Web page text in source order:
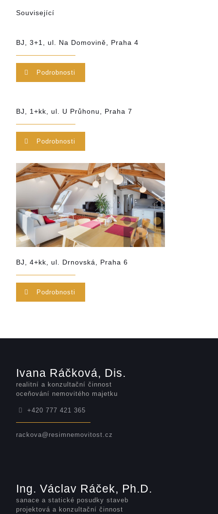
Související
BJ, 3+1, ul. Na Domovině, Praha 4
Podrobnosti
BJ, 1+kk, ul. U Průhonu, Praha 7
Podrobnosti
BJ, 4+kk, ul. Drnovská, Praha 6
Podrobnosti
Ivana Ráčková, Dis.
realitní a konzultační činnost
oceňování nemovitého majetku
+420 777 421 365
rackova@resimnemovitost.cz
Ing. Václav Ráček, Ph.D.
sanace a statické posudky staveb
projektová a konzultační činnost